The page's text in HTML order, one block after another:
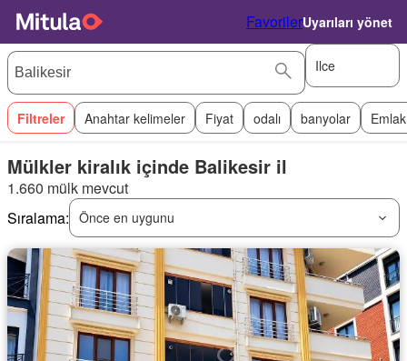
FavorilerUyarıları yönet
Ilce
Filtreler Anahtar kelimeler Fiyat odalı banyolar
Mülkler kiralık içinde Balikesir il
1.660 mülk mevcut
Sıralama: Önce en uygunu